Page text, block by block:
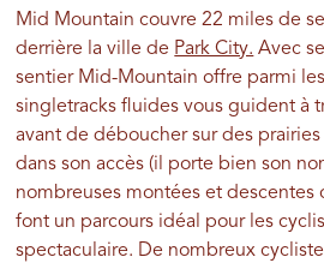
Mid Mountain couvre 22 miles de
derrière la ville de Park City. Avec
sentier Mid-Mountain offre parmi
singletracks fluides vous guident à
avant de déboucher sur des
dans son accès (il porte bien son
nombreuses montées et descentes
font un parcours idéal pour les
spectaculaire. De nombreux